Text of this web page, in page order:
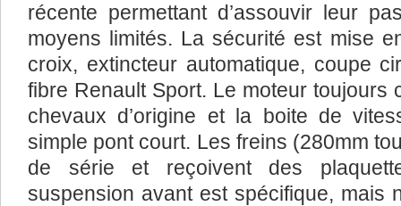
récente permettant d’assouvir leur
moyens limités. La sécurité est mise
croix, extincteur automatique, coupe
fibre Renault Sport. Le moteur toujours
chevaux d’origine et la boite de
simple pont court. Les freins (280mm
de série et reçoivent des
suspension avant est spécifique, mais